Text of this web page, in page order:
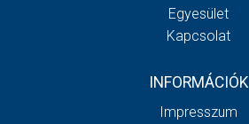
Egyesület
Kapcsolat
INFORMÁCIÓK
Impresszum